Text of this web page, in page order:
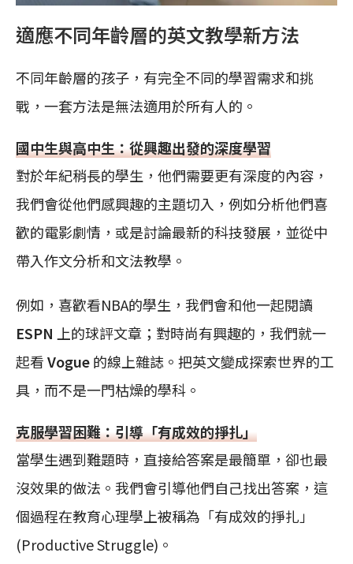
適應不同年齡層的英文教學新方法
不同年齡層的孩子，有完全不同的學習需求和挑
戰，一套方法是無法適用於所有人的。
國中生與高中生：從興趣出發的深度學習
對於年紀稍長的學生，他們需要更有深度的內容，
我們會從他們感興趣的主題切入，例如分析他們喜
歡的電影劇情，或是討論最新的科技發展，並從中
帶入作文分析和文法教學。
例如，喜歡看NBA的學生，我們會和他一起閱讀
ESPN 上的球評文章；對時尚有興趣的，我們就一
起看Vogue的線上雜誌。把英文變成探索世界的工
具，而不是一門枯燥的學科。
克服學習困難：引導「有成效的掙扎」
當學生遇到難題時，直接給答案是最簡單，卻也最
沒效果的做法。我們會引導他們自己找出答案，這
個過程在教育心理學上被稱為「有成效的掙扎」
(Productive Struggle)。